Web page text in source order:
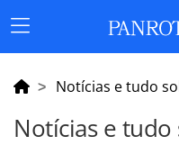
Menu
Principal
Notícias e tudo
Notícias e tudo